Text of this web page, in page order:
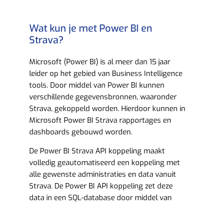
Wat kun je met Power BI en
Strava?​
Microsoft (Power BI) is al meer dan 15 jaar
leider op het gebied van Business Intelligence
tools. Door middel van Power BI kunnen
verschillende gegevensbronnen, waaronder
Strava, gekoppeld worden. Hierdoor kunnen in
Microsoft Power BI Strava rapportages en
dashboards gebouwd worden.
De Power BI Strava API koppeling maakt
volledig geautomatiseerd een koppeling met
alle gewenste administraties en data vanuit
Strava. De Power BI API koppeling zet deze
data in een SQL-database door middel van